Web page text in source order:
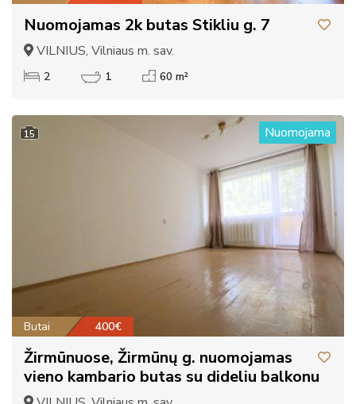
Nuomojamas 2k butas Stikliu g. 7
VILNIUS, Vilniaus m. sav.
2 1 60 m²
15 Nuomojama
Butai 400€
Žirmūnuose, Žirmūnų g. nuomojamas
vieno kambario butas su dideliu balkonu